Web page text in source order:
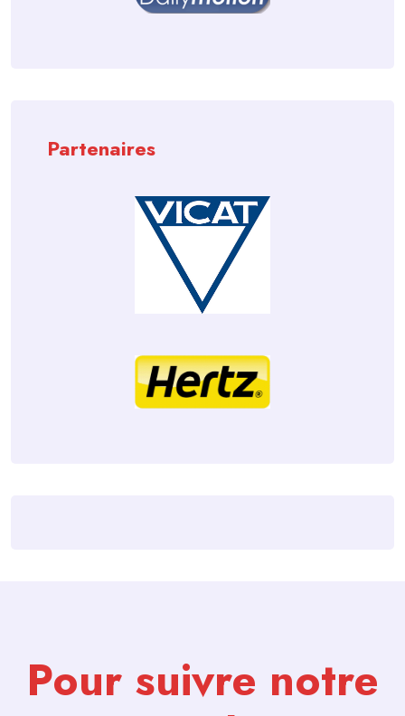
Partenaires
Pour suivre notre